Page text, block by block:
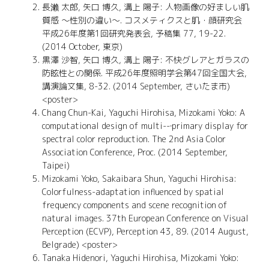
長瀨 太郎, 矢口 博久, 溝上 陽子: 人物画像の好ましい肌
質感 ～性別の違い～. コスメティクスと肌・顔研究会
平成26年度第1回研究発表会, 予稿集 77, 19-22.
(2014 October, 東京)
黒澤 沙智, 矢口 博久, 溝上 陽子: 不快グレアとガラスの
防眩性との関係. 平成26年度照明学会第47回全国大会,
講演論文集, 8-32. (2014 September, さいたま市)
<poster>
Chang Chun-Kai, Yaguchi Hirohisa, Mizokami Yoko: A
computational design of multi--‐primary display for
spectral color reproduction. The 2nd Asia Color
Association Conference, Proc. (2014 September,
Taipei)
Mizokami Yoko, Sakaibara Shun, Yaguchi Hirohisa:
Colorfulness-adaptation influenced by spatial
frequency components and scene recognition of
natural images. 37th European Conference on Visual
Perception (ECVP), Perception 43, 89. (2014 August,
Belgrade) <poster>
Tanaka Hidenori, Yaguchi Hirohisa, Mizokami Yoko: